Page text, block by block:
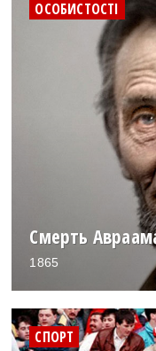
ОСОБИСТОСТІ
Смерть
1865
СПОРТ